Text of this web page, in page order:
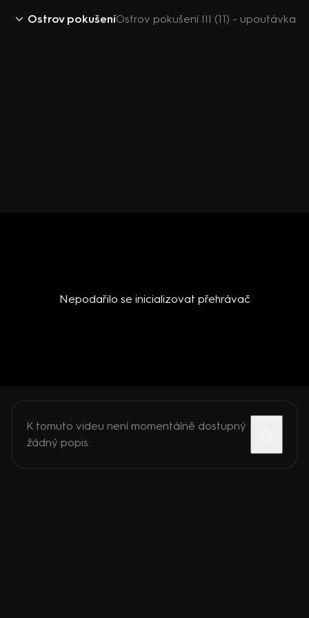
Ostrov pokušeníOstrov pokušení III (11) - upoutávka
Nepodařilo se inicializovat přehrávač
K tomuto videu není momentálně dostupný
žádný popis.